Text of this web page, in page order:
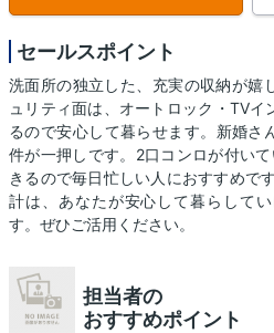
セールスポイント
洗面所の独立した、充実の収納が嬉
ュリティ面は、オートロック・TV
るので安心して暮らせます。新婚さ
件が一押しです。2口コンロが付い
きるので毎日忙しい人におすすめで
計は、あなたが安心して暮らして
す。ぜひご活用ください。
担当者の
おすすめポイント